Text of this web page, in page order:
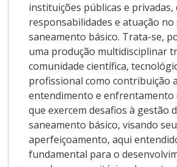
instituições públicas e privadas,
responsabilidades e atuação no
saneamento básico. Trata-se,
uma produção multidisciplinar
comunidade científica,
profissional como contribuição
entendimento e enfrentamento
que exercem desafios à gestão
saneamento básico, visando
aperfeiçoamento, aqui
fundamental para o